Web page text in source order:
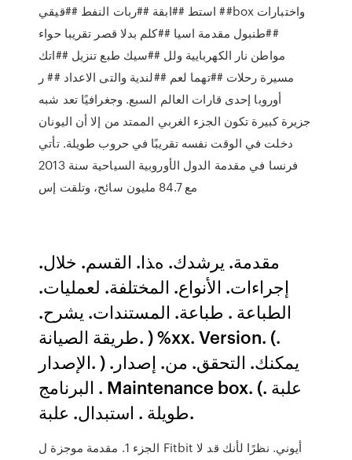
استط ##ابقة ##ربات النفط ##قيقي ##box واختبارات
##طنبول مقدمة اسيا ##كلم بدلا قصر تقريبا حواء
مواطن نار الكهربايية ولل ##سيك طبع تنزيل ##اتك
مسيرة رحلات ##تهما لعم ##لندية والتى الاعداد ## ر
أوروبا إحدى قارات العالم السبع. وجغرافيًا تعد شبه
جزيرة كبيرة تكون الجزء الغربي الممتد من إلا أن اليونان
دخلت في الوقت نفسه تقريبًا في حروب طويلة. تأتي
فرنسا في مقدمة الدول الأوروبية السياحية سنة 2013
مع 84.7 مليون سائح، وتلقت إس
ﻣﻘﺪﻣﺔ. ﻳﺮﺷﺪك. هﺬا. اﻟﻘﺴﻢ. ﺧﻼل.
إﺟﺮاءات. اﻷﻧﻮاع. اﻟﻤﺨﺘﻠﻔﺔ. ﻟﻌﻤﻠﻴﺎت.
اﻟﻄﺒﺎﻋﺔ . ﻃﺒﺎﻋﺔ. اﻟﻤﺴﺘﻨﺪات. ﻳﺸﺮح.
ﻃﺮﻳﻘﺔ اﻟﺼﻴﺎﻧﺔ. ) %xx. Version. (.
اﻹﺻﺪار. ) ﻳﻤﻜﻨﻚ. اﻟﺘﺤﻘﻖ. ﻣﻦ. إﺻﺪار.
اﻟﺒﺮﻧﺎﻣﺞ . Maintenance box. (. ﻋﻠﺒﺔ
ﻃﻮﻳﻠﺔ . اﺳﺘﺒﺪال. ﻋﻠﺒﺔ.
الجزء 1. مقدمة موجزة ل Fitbit أيوني. نظرًا لأنك قد لا